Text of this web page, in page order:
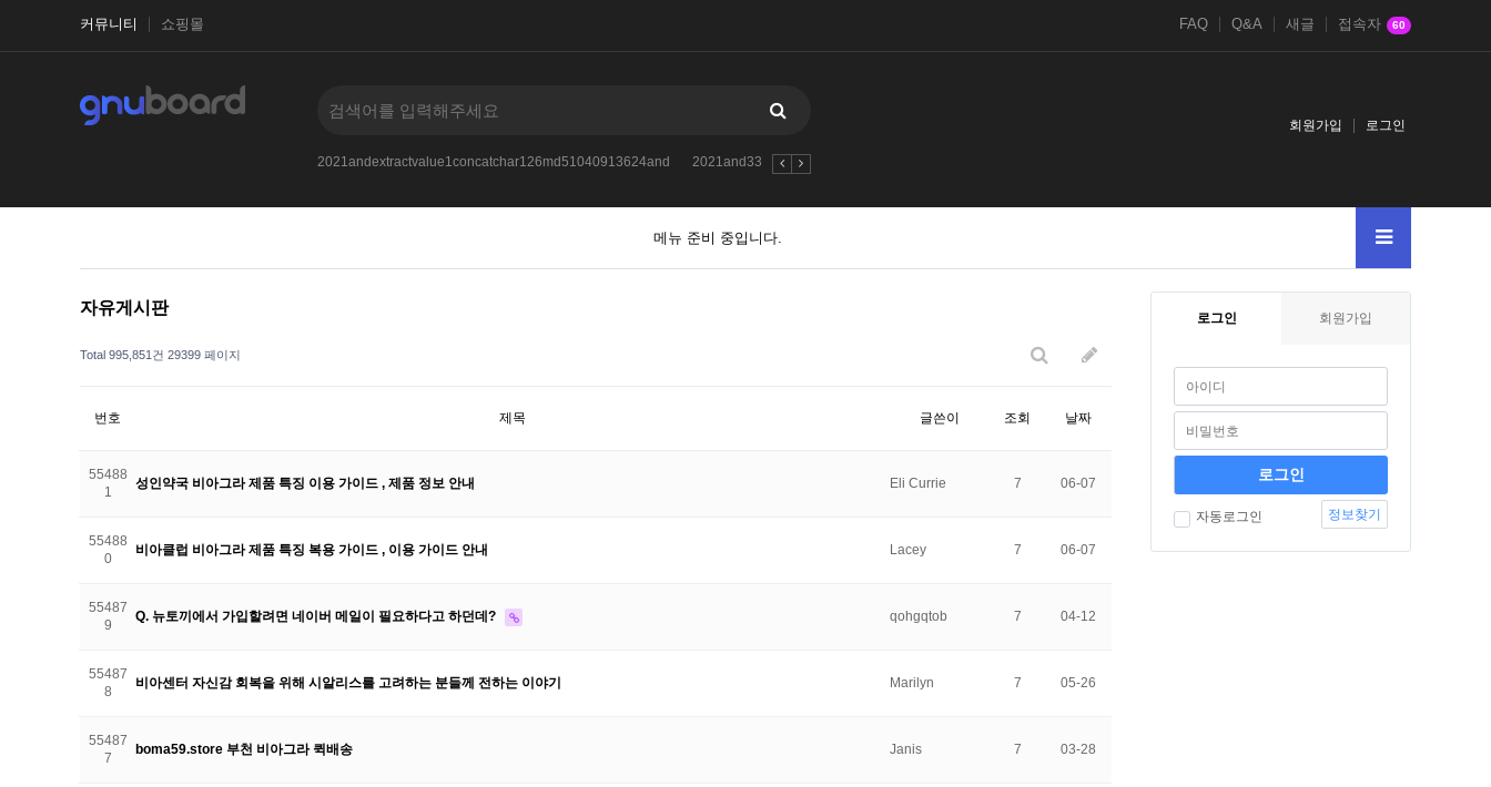
커뮤니티 쇼핑몰 FAQ Q&A 새글 접속자 60
2021andextractvalue1concatchar126md51040913624and 2021and33iKPfBPywXLKq
회원가입 로그인
메뉴 준비 중입니다.
자유게시판
Total 995,851건 29399 페이지
번호 제목 글쓴이 조회 날짜
55488
1
성인약국 비아그라 제품 특징 이용 가이드 , 제품 정보 안내 Eli Currie 7 06-07
55488
0
비아클럽 비아그라 제품 특징 복용 가이드 , 이용 가이드 안내 Lacey 7 06-07
55487
9
Q. 뉴토끼에서 가입할려면 네이버 메일이 필요하다고 하던데? qohgqtob 7 04-12
55487
8
비아센터 자신감 회복을 위해 시알리스를 고려하는 분들께 전하는 이야기 Marilyn 7 05-26
55487
7
boma59.store 부천 비아그라 퀵배송 Janis 7 03-28
로그인 회원가입
자동로그인 정보찾기